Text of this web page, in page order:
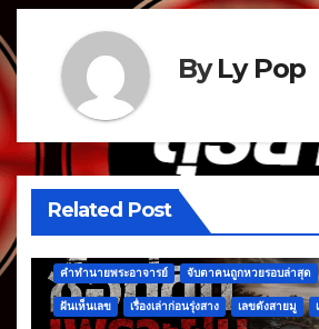
ByLy Pop
Related Post
คำทำนายพระอาจารย์ จับตาคนถูกหวยรอบล่าสุด
ฝันเห็นเลข เรื่องเล่าก่อนรุ่งสาง เลขดังสายมู